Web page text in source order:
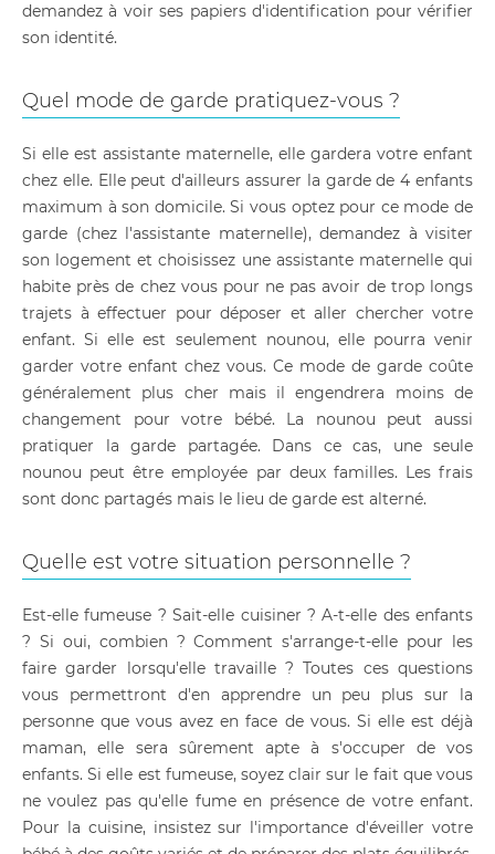
demandez à voir ses papiers d'identification pour vérifier
son identité.
Quel mode de garde pratiquez-vous ?
Si elle est assistante maternelle, elle gardera votre enfant
chez elle. Elle peut d'ailleurs assurer la garde de 4 enfants
maximum à son domicile. Si vous optez pour ce mode de
garde (chez l'assistante maternelle), demandez à visiter
son logement et choisissez une assistante maternelle qui
habite près de chez vous pour ne pas avoir de trop longs
trajets à effectuer pour déposer et aller chercher votre
enfant. Si elle est seulement nounou, elle pourra venir
garder votre enfant chez vous. Ce mode de garde coûte
généralement plus cher mais il engendrera moins de
changement pour votre bébé. La nounou peut aussi
pratiquer la garde partagée. Dans ce cas, une seule
nounou peut être employée par deux familles. Les frais
sont donc partagés mais le lieu de garde est alterné.
Quelle est votre situation personnelle ?
Est-elle fumeuse ? Sait-elle cuisiner ? A-t-elle des enfants
? Si oui, combien ? Comment s'arrange-t-elle pour les
faire garder lorsqu'elle travaille ? Toutes ces questions
vous permettront d'en apprendre un peu plus sur la
personne que vous avez en face de vous. Si elle est déjà
maman, elle sera sûrement apte à s'occuper de vos
enfants. Si elle est fumeuse, soyez clair sur le fait que vous
ne voulez pas qu'elle fume en présence de votre enfant.
Pour la cuisine, insistez sur l'importance d'éveiller votre